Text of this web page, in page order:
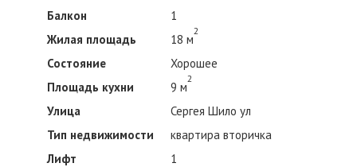
Балкон
1
Жилая площадь
18 м
2
Состояние
Хорошее
Площадь кухни
9 м
2
Улица
Сергея Шило ул
Тип недвижимости
квартира вторичка
Лифт
1